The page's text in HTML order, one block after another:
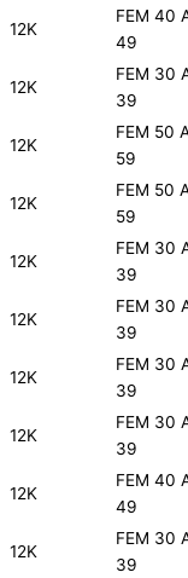
12K
FEM 40
49
12K
FEM 30
39
12K
FEM 50
59
12K
FEM 50
59
12K
FEM 30
39
12K
FEM 30
39
12K
FEM 30
39
12K
FEM 30
39
12K
FEM 40
49
12K
FEM 30
39